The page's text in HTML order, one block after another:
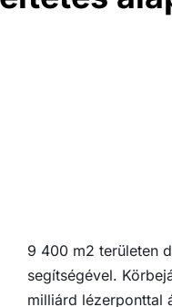
9 400 m2 területen
segítségével.
milliárd lézerponttal